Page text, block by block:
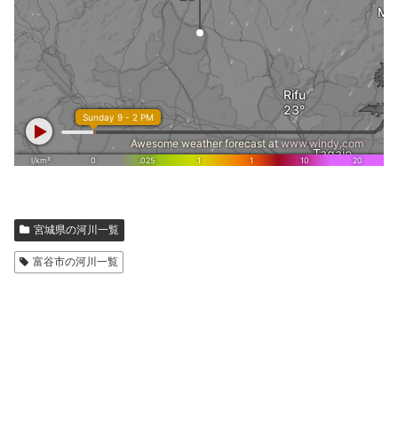
宮城県の河川一覧
富谷市の河川一覧